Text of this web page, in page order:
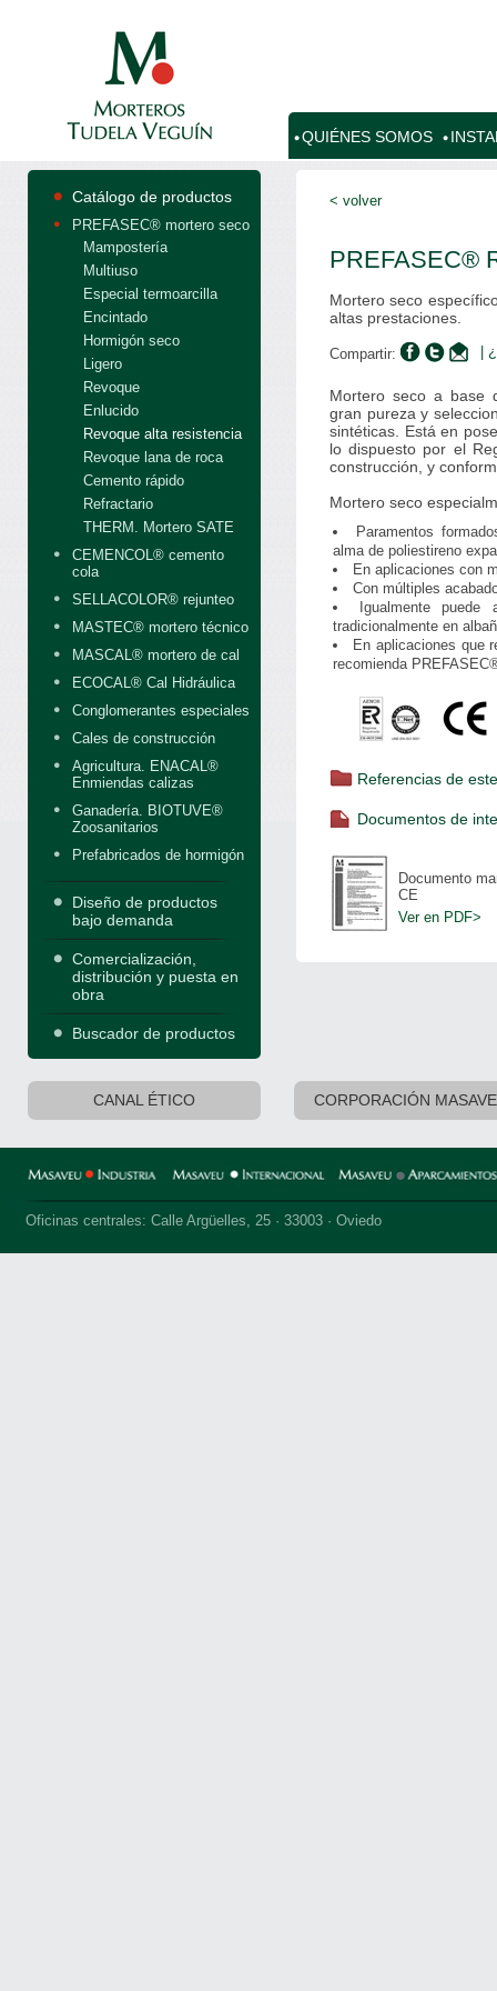
QUIÉNES SOMOS
Catálogo de productos
PREFASEC® mortero seco
Mampostería
Multiuso
Especial termoarcilla
Encintado
Hormigón seco
Ligero
Revoque
Enlucido
Revoque alta resistencia
Revoque lana de roca
Cemento rápido
Refractario
THERM. Mortero SATE
CEMENCOL® cemento
cola
SELLACOLOR® rejunteo
MASTEC® mortero técnico
MASCAL® mortero de cal
ECOCAL® Cal Hidráulica
Conglomerantes especiales
Cales de construcción
Agricultura. ENACAL®
Enmiendas calizas
Ganadería. BIOTUVE®
Zoosanitarios
Prefabricados de hormigón
Diseño de productos
bajo demanda
Comercialización,
distribución y puesta en
obra
Buscador de productos
< volver
PREFASEC®
Mortero seco
altas prestaciones.
Compartir: |
Mortero seco a base
gran pureza y
sintéticas. Está en
lo dispuesto por el
construcción, y
Mortero seco
Paramentos
alma de poliestireno
En aplicaciones con
Con múltiples
Igualmente puede
tradicionalmente en
En aplicaciones que
recomienda
Referencias de
Documentos de
Documento
CE
Ver en PDF>
CANAL ÉTICO CORPORACIÓN
Oficinas centrales: Calle Argüelles, 25 · 33003 · Oviedo